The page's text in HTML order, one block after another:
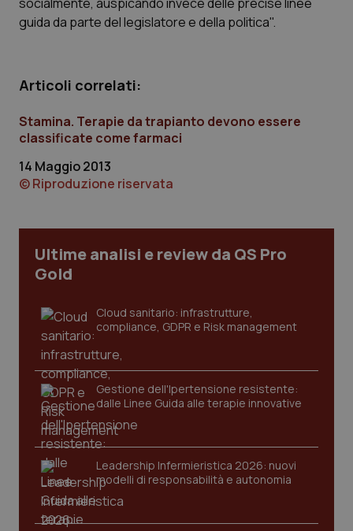
guida da parte del legislatore e della politica".
Articoli correlati:
Stamina. Terapie da trapianto devono essere
classificate come farmaci
14 Maggio 2013
© Riproduzione riservata
Ultime analisi e review da QS Pro
Gold
Cloud sanitario: infrastrutture,
compliance, GDPR e Risk management
Gestione dell'Ipertensione resistente:
dalle Linee Guida alle terapie innovative
Leadership Infermieristica 2026: nuovi
modelli di responsabilità e autonomia
I cookie necessari contribuiscono a rendere fruibile il
sito web abilitandone funzionalità di base quali la
protette del sito. Il sito web non è in grado di
funzionare correttamente senza questi cookie.
VISITOR_PRIVACY_METADATA
YouTube
5
CookieScriptConsent
CookieScript